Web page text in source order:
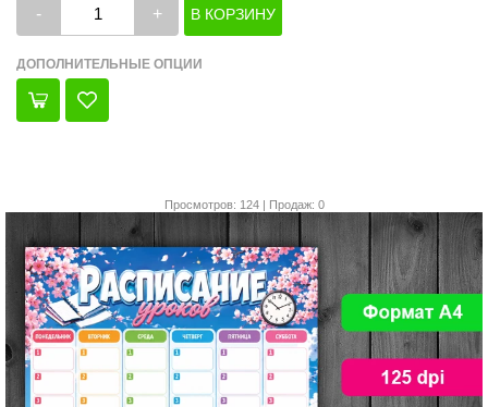
- +
ДОПОЛНИТЕЛЬНЫЕ ОПЦИИ
Просмотров: 124 | Продаж: 0